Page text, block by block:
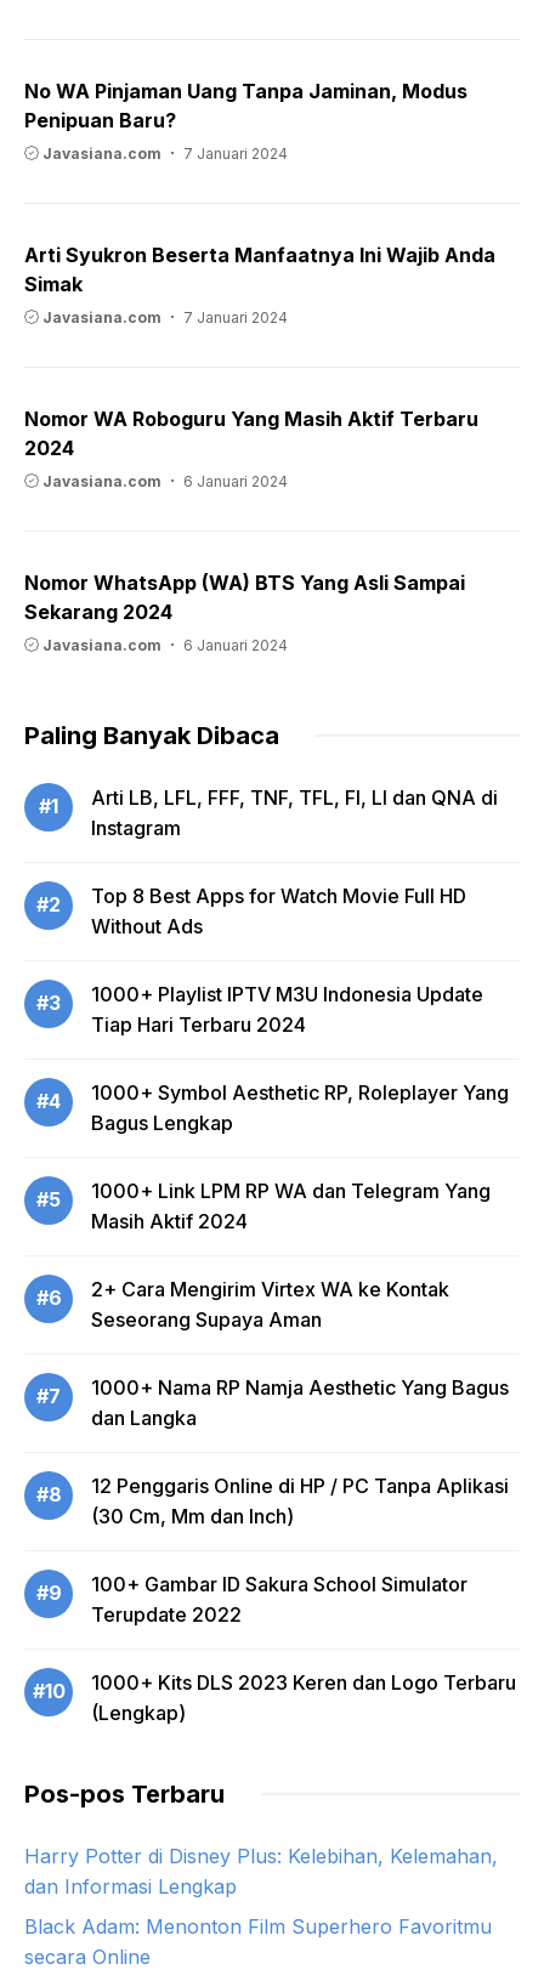
No WA Pinjaman Uang Tanpa Jaminan, Modus
Penipuan Baru?
Javasiana.com 7 Januari 2024
Arti Syukron Beserta Manfaatnya Ini Wajib Anda
Simak
Javasiana.com 7 Januari 2024
Nomor WA Roboguru Yang Masih Aktif Terbaru
2024
Javasiana.com 6 Januari 2024
Nomor WhatsApp (WA) BTS Yang Asli Sampai
Sekarang 2024
Javasiana.com 6 Januari 2024
Paling Banyak Dibaca
#1
Arti LB, LFL, FFF, TNF, TFL, FI, LI dan QNA di
Instagram
#2
Top 8 Best Apps for Watch Movie Full HD
Without Ads
#3
1000+ Playlist IPTV M3U Indonesia Update
Tiap Hari Terbaru 2024
#4
1000+ Symbol Aesthetic RP, Roleplayer Yang
Bagus Lengkap
#5
1000+ Link LPM RP WA dan Telegram Yang
Masih Aktif 2024
#6
2+ Cara Mengirim Virtex WA ke Kontak
Seseorang Supaya Aman
#7
1000+ Nama RP Namja Aesthetic Yang Bagus
dan Langka
#8
12 Penggaris Online di HP / PC Tanpa Aplikasi
(30 Cm, Mm dan Inch)
#9
100+ Gambar ID Sakura School Simulator
Terupdate 2022
#10
1000+ Kits DLS 2023 Keren dan Logo Terbaru
(Lengkap)
Pos-pos Terbaru
Harry Potter di Disney Plus: Kelebihan, Kelemahan,
dan Informasi Lengkap
Black Adam: Menonton Film Superhero Favoritmu
secara Online